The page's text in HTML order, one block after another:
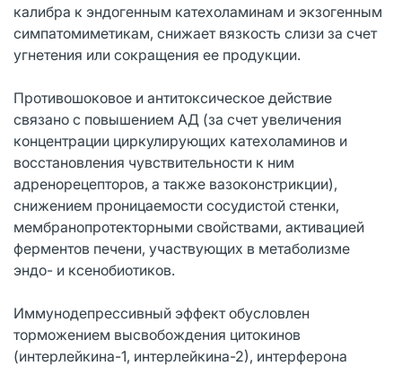
калибра к эндогенным катехоламинам и экзогенным
симпатомиметикам, снижает вязкость слизи за счет
угнетения или сокращения ее продукции.
Противошоковое и антитоксическое действие
связано с повышением АД (за счет увеличения
концентрации циркулирующих катехоламинов и
восстановления чувствительности к ним
адренорецепторов, а также вазоконстрикции),
снижением проницаемости сосудистой стенки,
мембранопротекторными свойствами, активацией
ферментов печени, участвующих в метаболизме
эндо- и ксенобиотиков.
Иммунодепрессивный эффект обусловлен
торможением высвобождения цитокинов
(интерлейкина-1, интерлейкина-2), интерферона